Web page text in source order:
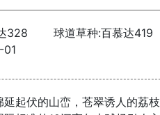
328
球道草种:百慕达419
01
起伏的山峦，苍翠诱人的荔枝